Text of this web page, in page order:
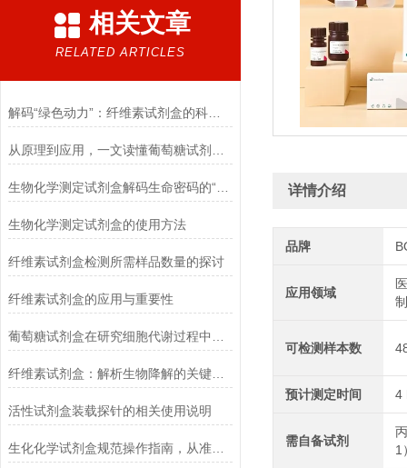
相关文章
RELATED ARTICLES
解码“绿色动力”：纤维素试剂盒的科学逻辑
生物化学测定试剂盒的使用方法
纤维素试剂盒检测所需样品数量的探讨
纤维素试剂盒的应用与重要性
纤维素试剂盒：解析生物降解的关键利器
活性试剂盒装载探针的相关使用说明
生化化学试剂盒规范操作指南，从准备到结果判读的全流程解析
详情介绍
品牌
应用领域
可检测样本数
预计测定时间 4
需自备试剂
1